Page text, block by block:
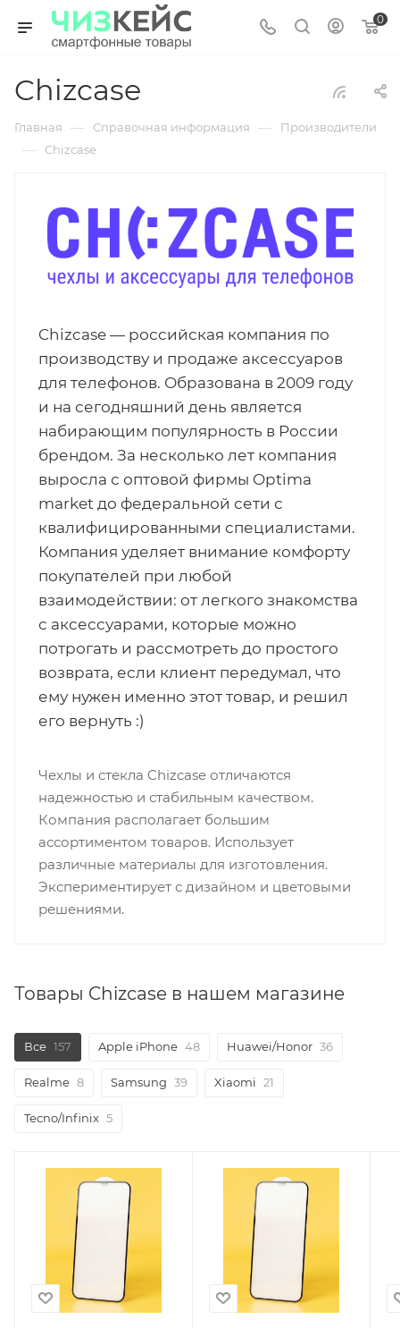
0
Chizcase
Главная — Справочная информация — Производители
— Chizcase
Chizcase — российская компания по
производству и продаже аксессуаров
для телефонов. Образована в 2009 году
и на сегодняшний день является
набирающим популярность в России
брендом. За несколько лет компания
выросла с оптовой фирмы Optima
market до федеральной сети с
квалифицированными специалистами.
Компания уделяет внимание комфорту
покупателей при любой
взаимодействии: от легкого знакомства
с аксессуарами, которые можно
потрогать и рассмотреть до простого
возврата, если клиент передумал, что
ему нужен именно этот товар, и решил
его вернуть :)
Чехлы и стекла Chizcase отличаются
надежностью и стабильным качеством.
Компания располагает большим
ассортиментом товаров. Использует
различные материалы для изготовления.
Экспериментирует с дизайном и цветовыми
решениями.
Товары Chizcase в нашем магазине
Все 157 Apple iPhone 48 Huawei/Honor 36
Realme 8 Samsung 39 Xiaomi 21
Tecno/Infinix 5